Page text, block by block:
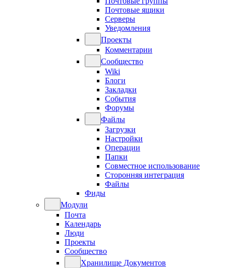
Почтовые ящики
Серверы
Уведомления
Проекты
Комментарии
Сообщество
Wiki
Блоги
Закладки
События
Форумы
Файлы
Загрузки
Настройки
Операции
Папки
Совместное использование
Сторонняя интеграция
Файлы
Фиды
Модули
Почта
Календарь
Люди
Проекты
Сообщество
Хранилище Документов